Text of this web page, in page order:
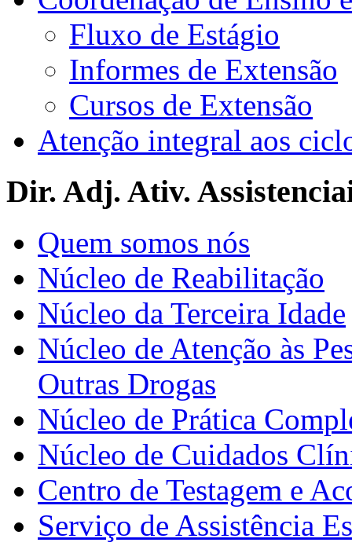
Fluxo de Estágio
Informes de Extensão
Cursos de Extensão
Atenção integral aos
Dir. Adj. Ativ.
Quem somos nós
Núcleo de Reabilitação
Núcleo da Terceira Idade
Núcleo de Atenção às
Outras Drogas
Núcleo de Prática
Núcleo de Cuidados
Centro de Testagem e
Serviço de Assistência